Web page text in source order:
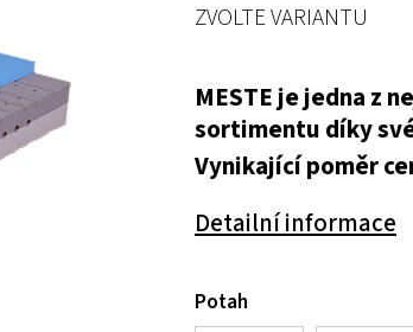
MESTE je jedna z
sortimentu díky
Vynikající poměr
Detailní informace
Potah
ZVOLTE VARIANTU